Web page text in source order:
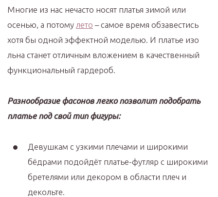
Многие из нас нечасто носят платья зимой или
осенью, а потому лето – самое время обзавестись
хотя бы одной эффектной моделью. И платье изо
льна станет отличным вложением в качественный
функциональный гардероб.
Разнообразие фасонов легко позволит подобрать
платье под свой тип фигуры:
Девушкам с узкими плечами и широкими
бёдрами подойдёт платье-футляр с широкими
бретелями или декором в области плеч и
декольте.